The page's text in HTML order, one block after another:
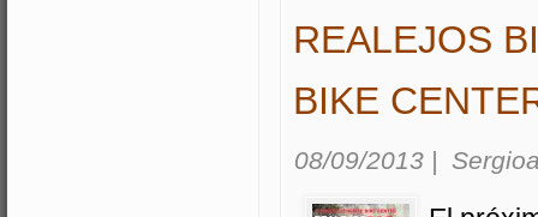
REALEJOS
BIKE
08/09/2013 |